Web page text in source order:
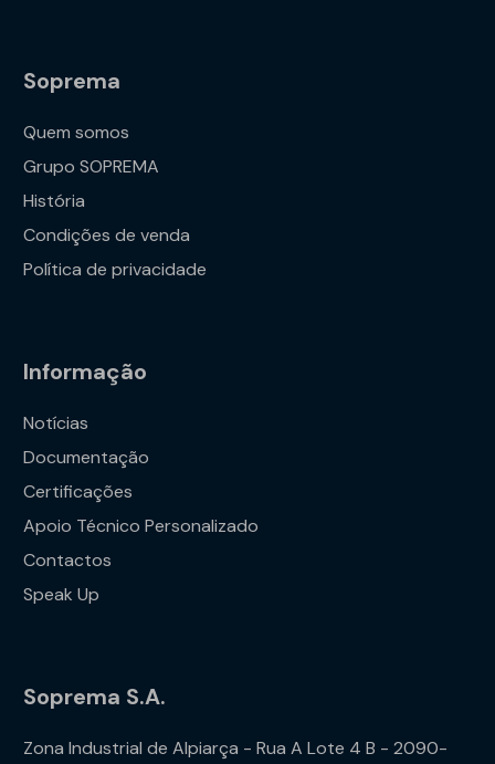
Soprema
Quem somos
Grupo SOPREMA
História
Condições de venda
Política de privacidade
Informação
Notícias
Documentação
Certificações
Apoio Técnico Personalizado
Contactos
Speak Up
Soprema S.A.
Zona Industrial de Alpiarça - Rua A Lote 4 B - 2090-